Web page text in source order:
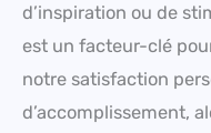
d’inspiration ou de
est un facteur-clé
notre satisfaction
d’accomplissement,